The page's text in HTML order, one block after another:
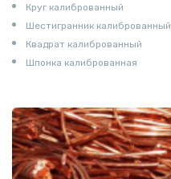
Круг калиброванный
Шестигранник калиброванный
Квадрат калиброванный
Шпонка калиброванная